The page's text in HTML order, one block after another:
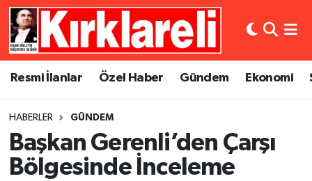
Resmi İlanlar Özel Haber Gündem Ekonomi
HABERLER GÜNDEM
Başkan Gerenli’den Çarşı
Bölgesinde İnceleme
Resmi İlanlar
Gündem
Ekonomi
Asayiş
Dünya
Eğitim
Künye
Gizlilik Sözleşmesi
Merkez Nöbetçi Eczaneler
Merkez Trafik Yoğunluk Haritası
Süper Lig Puan Durumu ve Fikstür